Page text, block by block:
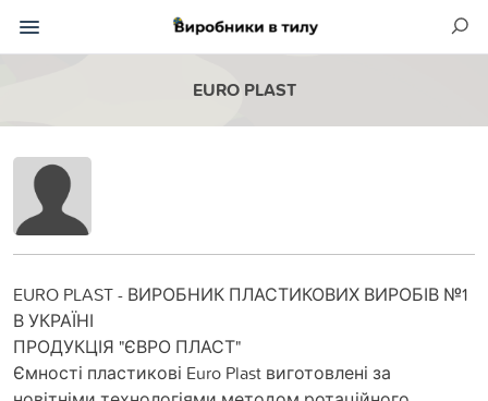
EURO PLAST
EURO PLAST - ВИРОБНИК ПЛАСТИКОВИХ ВИРОБІВ №1
В УКРАЇНІ
ПРОДУКЦІЯ "ЄВРО ПЛАСТ"
Ємності пластикові Euro Plast виготовлені за